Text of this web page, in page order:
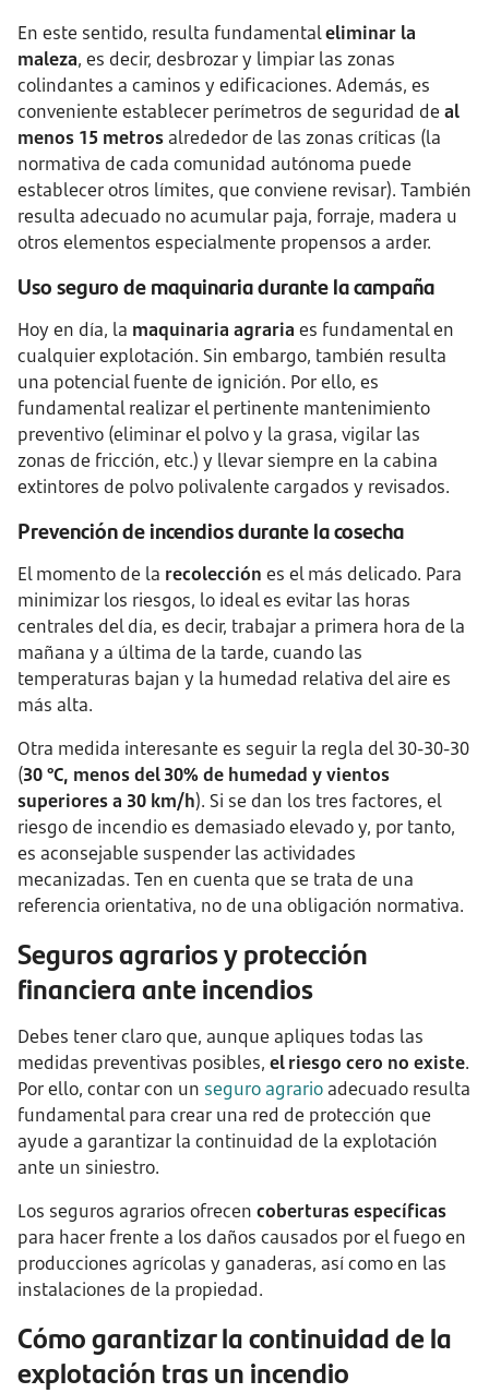
En este sentido, resulta fundamentaleliminar la
maleza, es decir, desbrozar y limpiar las zonas
colindantes a caminos y edificaciones. Además, es
conveniente establecer perímetros de seguridad de al
menos 15 metrosalrededor de las zonas críticas (la
normativa de cada comunidad autónoma puede
establecer otros límites, que conviene revisar). También
resulta adecuado no acumular paja, forraje, madera u
otros elementos especialmente propensos a arder.
Uso seguro de maquinaria durante la campaña
Hoy en día, la maquinaria agraria es fundamental en
cualquier explotación. Sin embargo, también resulta
una potencial fuente de ignición. Por ello, es
fundamental realizar el pertinente mantenimiento
preventivo (eliminar el polvo y la grasa, vigilar las
zonas de fricción, etc.) y llevar siempre en la cabina
extintores de polvo polivalente cargados y revisados.
Prevención de incendios durante la cosecha
El momento de la recolección es el más delicado. Para
minimizar los riesgos, lo ideal es evitar las horas
centrales del día, es decir, trabajar a primera hora de la
mañana y a última de la tarde, cuando las
temperaturas bajan y la humedad relativa del aire es
más alta.
Otra medida interesante es seguir la regla del 30-30-30
(30 °C, menos del 30% de humedad y vientos
superiores a 30 km/h). Si se dan los tres factores, el
riesgo de incendio es demasiado elevado y, por tanto,
es aconsejable suspender las actividades
mecanizadas. Ten en cuenta que se trata de una
referencia orientativa, no de una obligación normativa.
Seguros agrarios y protección
financiera ante incendios
Debes tener claro que, aunque apliques todas las
medidas preventivas posibles, el riesgo cero no existe.
Por ello, contar con un seguro agrarioadecuado resulta
fundamental para crear una red de protección que
ayude a garantizar la continuidad de la explotación
ante un siniestro.
Los seguros agrarios ofrecen coberturas específicas
para hacer frente a los daños causados por el fuego en
producciones agrícolas y ganaderas, así como en las
instalaciones de la propiedad.
Cómo garantizar la continuidad de la
explotación tras un incendio